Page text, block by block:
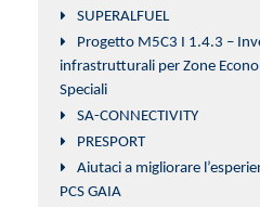
SUPERALFUEL
Progetto M5C3 I 1.4.3 –
infrastrutturali per Zone
Speciali
SA-CONNECTIVITY
PRESPORT
Aiutaci a migliorare
PCS GAIA